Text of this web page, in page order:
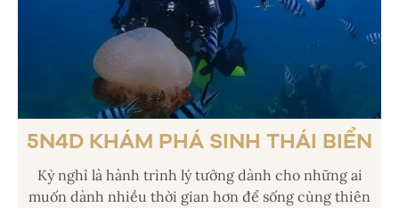
5N4D KHÁM PHÁ SINH THÁI BIỂN
Kỳ nghỉ là hành trình lý tưởng dành cho những ai
muốn dành nhiều thời gian hơn để sống cùng thiên